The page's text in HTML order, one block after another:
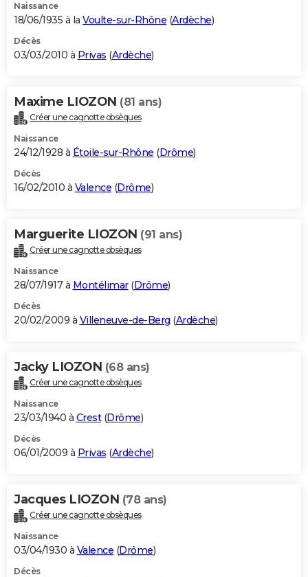
Naissance
18/06/1935 à la Voulte-sur-Rhône (Ardèche)
Décès
03/03/2010 à Privas (Ardèche)
Maxime LIOZON (81 ans)
Créer une cagnotte obsèques
Naissance
24/12/1928 à Étoile-sur-Rhône (Drôme)
Décès
16/02/2010 à Valence (Drôme)
Marguerite LIOZON (91 ans)
Créer une cagnotte obsèques
Naissance
28/07/1917 à Montélimar(Drôme)
Décès
20/02/2009 à Villeneuve-de-Berg (Ardèche)
Jacky LIOZON (68 ans)
Créer une cagnotte obsèques
Naissance
23/03/1940 à Crest(Drôme)
Décès
06/01/2009 à Privas (Ardèche)
Jacques LIOZON (78 ans)
Créer une cagnotte obsèques
Naissance
03/04/1930 à Valence (Drôme)
Décès